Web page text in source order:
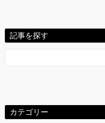
記事を探す
カテゴリー